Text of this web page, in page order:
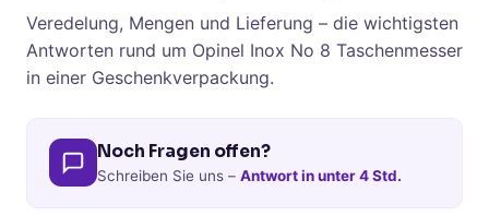
Veredelung, Mengen und Lieferung – die wichtigsten
Antworten rund um Opinel Inox No 8 Taschenmesser
in einer Geschenkverpackung.
Noch Fragen offen?
Schreiben Sie uns – Antwort in unter 4 Std.